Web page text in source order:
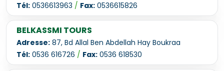
Tél: 0536613963 / Fax: 0536615826
BELKASSMI TOURS
Adresse: 87, Bd Allal Ben Abdellah Hay Boukraa
Tél: 0536 616726 / Fax: 0536 618530